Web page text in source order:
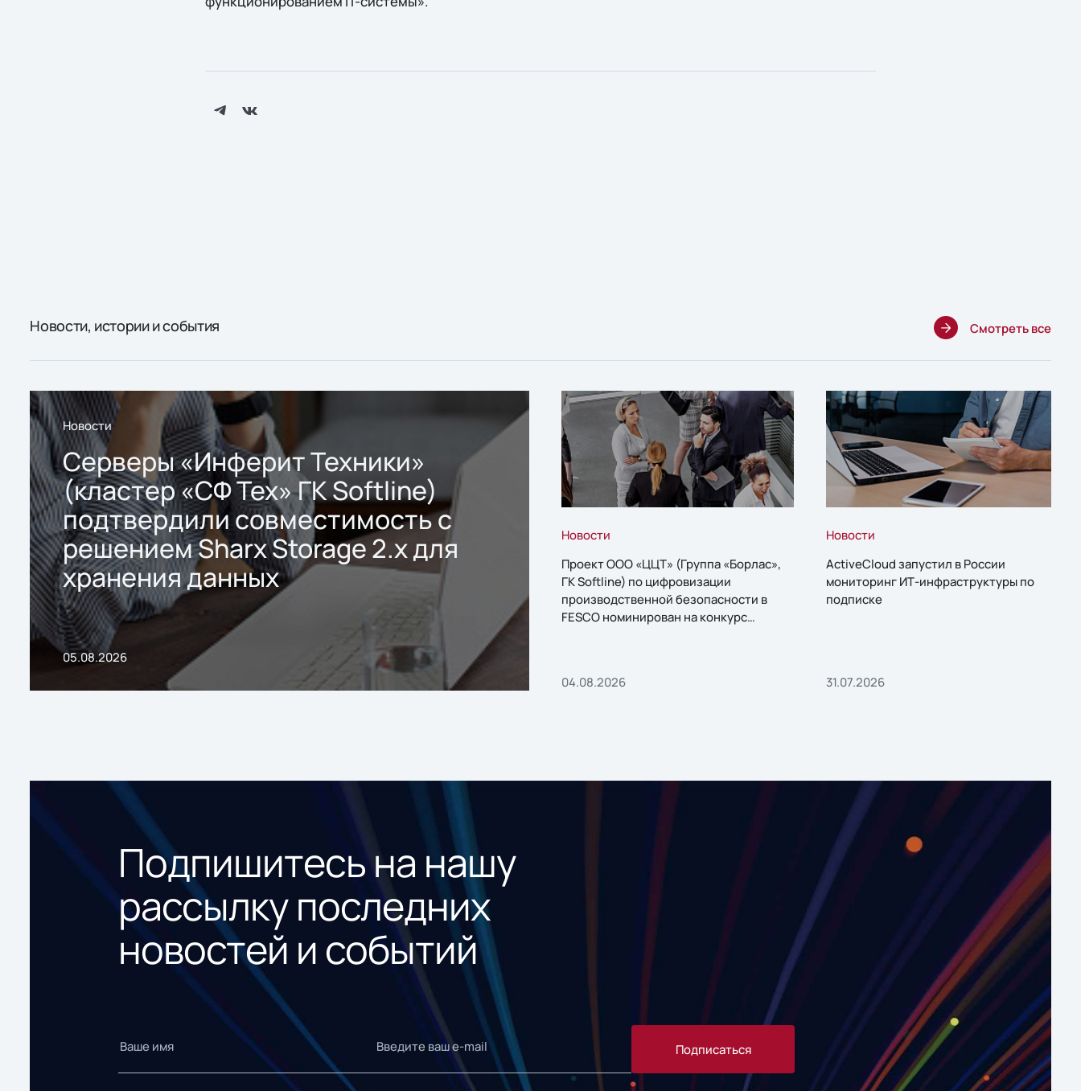
Новости, истории и события Смотреть все
Новости
Серверы «Инферит Техники»
(кластер «СФ Тех» ГК Softline)
подтвердили совместимость с
решением Sharx Storage 2.x для
хранения данных
05.08.2026
Новости
Проект ООО «ЦЦТ» (Группа «Борлас»,
ГК Softline) по цифровизации
производственной безопасности в
FESCO номинирован на конкурс
04.08.2026
Новости
ActiveCloud запустил в России
мониторинг ИТ-инфраструктуры по
подписке
31.07.2026
Подпишитесь на нашу
рассылку последних
новостей и событий
Подписаться